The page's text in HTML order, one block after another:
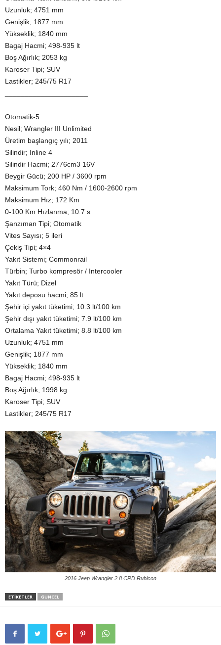
Uzunluk; 4751 mm
Genişlik; 1877 mm
Yükseklik; 1840 mm
Bagaj Hacmi; 498-935 lt
Boş Ağırlık; 2053 kg
Karoser Tipi; SUV
Lastikler; 245/75 R17
Otomatik-5
Nesil; Wrangler III Unlimited
Üretim başlangıç yılı; 2011
Silindir; Inline 4
Silindir Hacmi; 2776cm3 16V
Beygir Gücü; 200 HP / 3600 rpm
Maksimum Tork; 460 Nm / 1600-2600 rpm
Maksimum Hız; 172 Km
0-100 Km Hızlanma; 10.7 s
Şanzıman Tipi; Otomatik
Vites Sayısı; 5 ileri
Çekiş Tipi; 4×4
Yakıt Sistemi; Commonrail
Türbin; Turbo kompresör / Intercooler
Yakıt Türü; Dizel
Yakıt deposu hacmi; 85 lt
Şehir içi yakıt tüketimi; 10.3 lt/100 km
Şehir dışı yakıt tüketimi; 7.9 lt/100 km
Ortalama Yakıt tüketimi; 8.8 lt/100 km
Uzunluk; 4751 mm
Genişlik; 1877 mm
Yükseklik; 1840 mm
Bagaj Hacmi; 498-935 lt
Boş Ağırlık; 1998 kg
Karoser Tipi; SUV
Lastikler; 245/75 R17
2016 Jeep Wrangler 2.8 CRD Rubicon
ETIKETLER GUNCEL